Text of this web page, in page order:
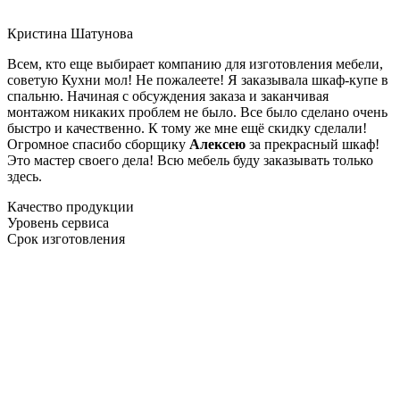
Кристина Шатунова
Всем, кто еще выбирает компанию для изготовления мебели,
советую Кухни мол! Не пожалеете! Я заказывала шкаф-купе в
спальню. Начиная с обсуждения заказа и заканчивая
монтажом никаких проблем не было. Все было сделано очень
быстро и качественно. К тому же мне ещё скидку сделали!
Огромное спасибо сборщику Алексею за прекрасный шкаф!
Это мастер своего дела! Всю мебель буду заказывать только
здесь.
Качество продукции
Уровень сервиса
Срок изготовления